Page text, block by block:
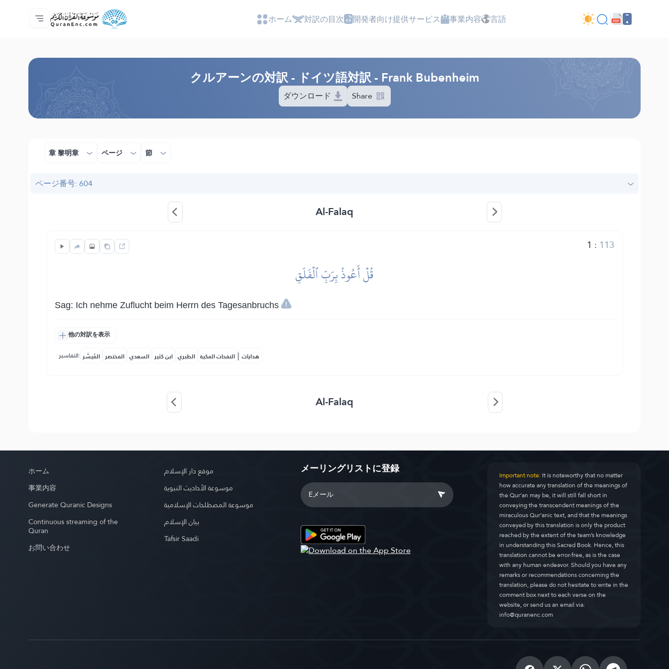
ホーム
対訳の目次
Audio
開発者向け提供サービス - API
事業内容
お問い合わせ
言語 ホーム 対訳の目次 開発者向け提供サービス 事業内容 言語
クルアーンの対訳 - ドイツ語対訳 - Frank Bubenheim
ダウンロード Share
章 黎明章 ページ 節
ページ番号: 604
Al-Falaq
1 : 113
قُلۡ أَعُوذُ بِرَبِّ ٱلۡفَلَقِ
Sag: Ich nehme Zuflucht beim Herrn des Tagesanbruchs
他の対訳を表示
التفاسير: المُيسَّر المختصر السعدي ابن كثير الطبري النفحات المكية | هدايات
Al-Falaq
ホーム
事業内容
Generate Quranic Designs
Continuous streaming of the
Quran
お問い合わせ
موقع دار الإسلام
موسوعة الأحاديث النبوية
موسوعة المصطلحات الإسلامية
بيان الإسلام
Tafsir Saadi
メーリングリストに登録 Important note:It is noteworthy that no matter
how accurate any translation of the meanings of
the Qur’an may be, it will still fall short in
conveying the transcendent meanings of the
miraculous Qur’anic text, and that the meanings
conveyed by this translation is only the product
reached by the extent of the team’s knowledge
in understanding this Sacred Book. Hence, this
translation cannot be error-free, as is the case
with any human endeavor. Should you have any
remarks or recommendations concerning the
translation, please do not hesitate to write in the
comment box next to each verse on the
website, or send us an email via:
info@quranenc.com